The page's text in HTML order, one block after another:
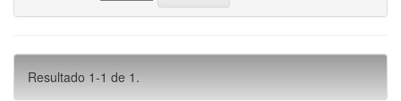
Resultado 1-1 de 1.